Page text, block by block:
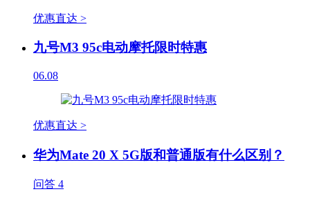
优惠直达 >
九号M3 95c电动摩托限时特惠
06.08
优惠直达 >
华为Mate 20 X 5G版和普通版有什么区别？
问答 4